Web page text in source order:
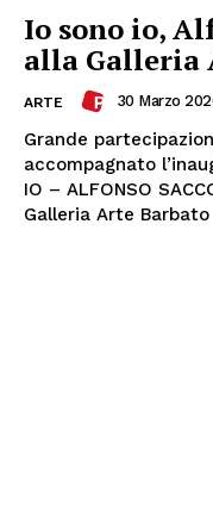
Io sono io,
alla Galleria
ARTE 30 Marzo
Grande
accompagnato
IO – ALFONSO
Galleria Arte Barbato